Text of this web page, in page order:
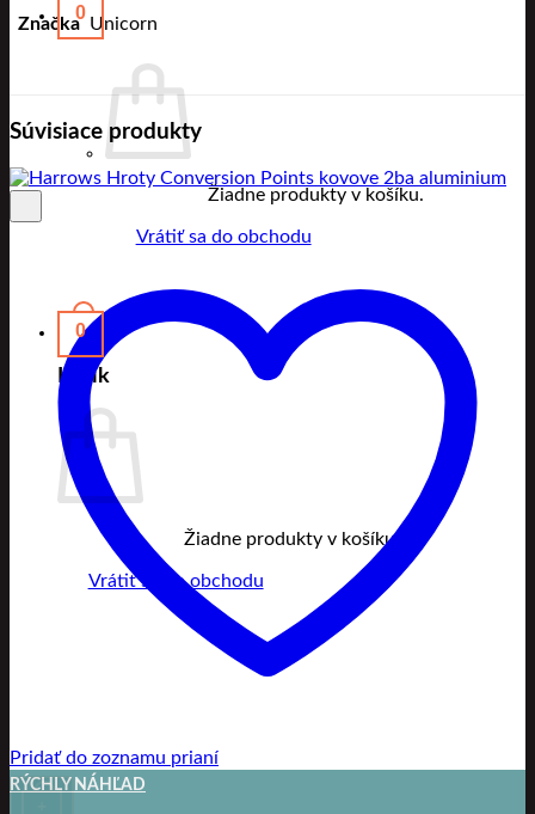
0
Žiadne produkty v košíku.
Vrátiť sa do obchodu
0
Košík
Žiadne produkty v košíku.
Vrátiť sa do obchodu
Značka Unicorn
Súvisiace produkty
Pridať do zoznamu prianí
RÝCHLY NÁHĽAD